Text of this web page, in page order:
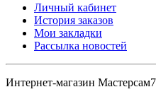
Личный кабинет
История заказов
Мои закладки
Рассылка новостей
Интернет-магазин